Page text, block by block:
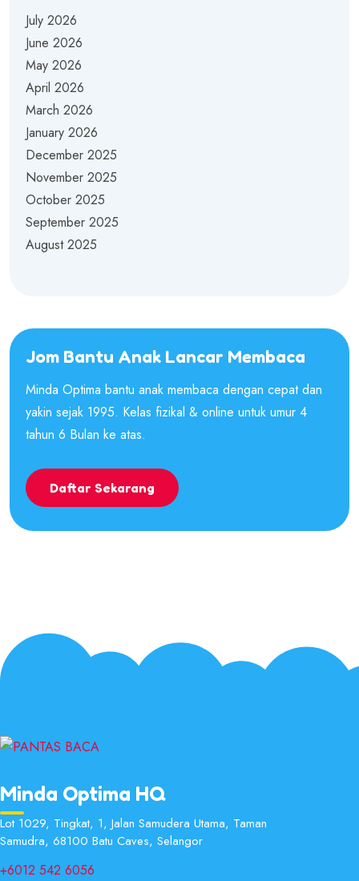
July 2026
June 2026
May 2026
April 2026
March 2026
January 2026
December 2025
November 2025
October 2025
September 2025
August 2025
Jom Bantu Anak Lancar Membaca
Minda Optima bantu anak membaca dengan cepat dan
yakin sejak 1995. Kelas fizikal & online untuk umur 4
tahun 6 Bulan ke atas.
Daftar Sekarang
Minda Optima HQ
Lot 1029, Tingkat, 1, Jalan Samudera Utama, Taman
Samudra, 68100 Batu Caves, Selangor
+6012 542 6056